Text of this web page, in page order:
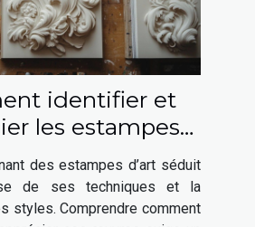
identifier et
les estampes
d'art ?
des estampes d’art séduit
de ses techniques et la
styles. Comprendre comment